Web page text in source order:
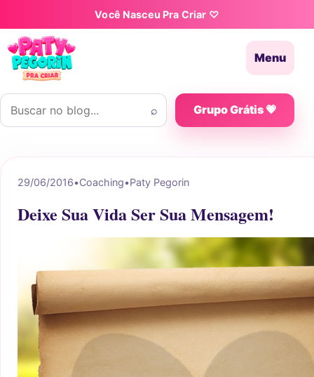
Pular para o conteúdoVocê Nasceu Pra Criar ♡
Menu
Buscar por:
⌕ Grupo Grátis 💗
29/06/2016•Coaching•Paty Pegorin
Deixe Sua Vida Ser Sua Mensagem!